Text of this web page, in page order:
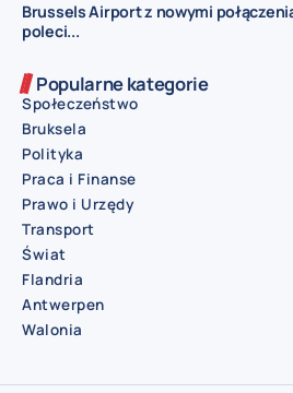
Brussels Airport z nowymi
poleci...
Popularne kategorie
Społeczeństwo
Bruksela
Polityka
Praca i Finanse
Prawo i Urzędy
Transport
Świat
Flandria
Antwerpen
Walonia